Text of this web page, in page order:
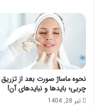
نحوه ماساژ صورت بعد از تزریق
چربی؛ بایدها و نبایدهای آن!
تیر 28, 1404